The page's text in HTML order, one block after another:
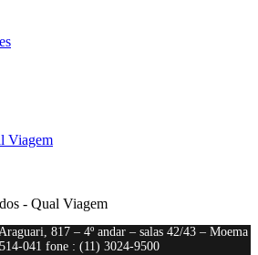
Viagem
- Qual Viagem
817 – 4º andar – salas 42/43 – Moema
041 fone : (11) 3024-9500